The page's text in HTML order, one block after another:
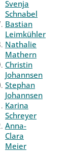
Svenja
Schnabel
Bastian
Leimkühler
Nathalie
Mathern
Christin
Johannsen
Stephan
Johannsen
Karina
Schreyer
Anna-
Clara
Meier